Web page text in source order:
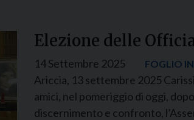
Elezione delle
14 Settembre 2025 FOGLIO
Ariccia, 13 settembre 2025
amici, nel pomeriggio di oggi,
discernimento e confronto,